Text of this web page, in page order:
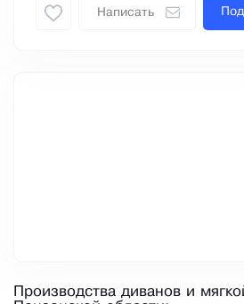
Написать
Производства диванов и